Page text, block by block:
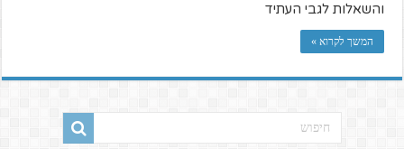
והשאלות לגבי העתיד
המשך לקרוא »